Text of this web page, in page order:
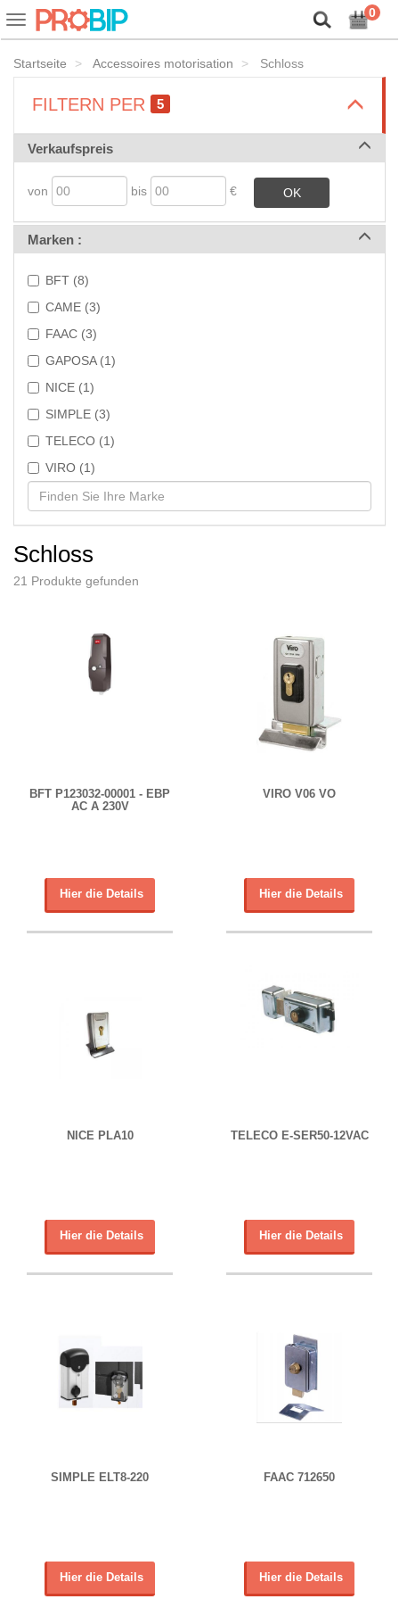
Ein-
oder
Ausblenden
der
0
Startseite Accessoires motorisation Schloss
FILTERN PER 5
Verkaufspreis>
von bis € OK
Marken :
BFT (8)
CAME (3)
FAAC (3)
GAPOSA (1)
NICE (1)
SIMPLE (3)
TELECO (1)
VIRO (1)
Schloss
21 Produkte gefunden
BFT P123032-00001 - EBP
AC A 230V
Hier die Details
VIRO V06 VO
Hier die Details
NICE PLA10
Hier die Details
TELECO E-SER50-12VAC
Hier die Details
SIMPLE ELT8-220
Hier die Details
FAAC 712650
Hier die Details
Lassen Sie uns unsere Cookies vorstellen!